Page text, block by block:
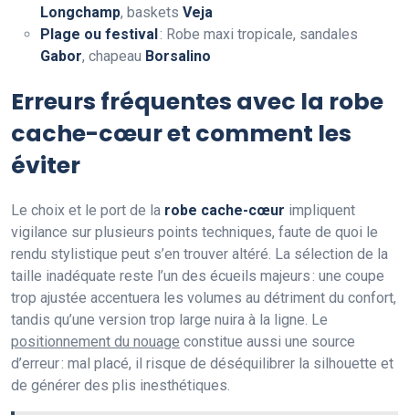
Longchamp, baskets Veja
Plage ou festival: Robe maxi tropicale, sandales
Gabor, chapeau Borsalino
Erreurs fréquentes avec la robe
cache-cœur et comment les
éviter
Le choix et le port de la robe cache-cœur impliquent
vigilance sur plusieurs points techniques, faute de quoi le
rendu stylistique peut s’en trouver altéré. La sélection de la
taille inadéquate reste l’un des écueils majeurs : une coupe
trop ajustée accentuera les volumes au détriment du confort,
tandis qu’une version trop large nuira à la ligne. Le
positionnement du nouage constitue aussi une source
d’erreur : mal placé, il risque de déséquilibrer la silhouette et
de générer des plis inesthétiques.